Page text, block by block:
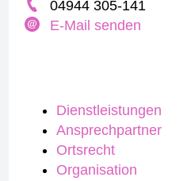
Dienstleistungen
Ansprechpartner
Ortsrecht
Organisation
04944 305-141
E-Mail senden